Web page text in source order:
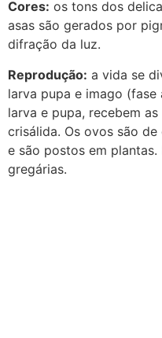
Cores: os tons dos
asas são gerados por
difração da luz.
Reprodução: a vida se
larva pupa e imago (fase
larva e pupa, recebem
crisálida. Os ovos são
e são postos em
gregárias.